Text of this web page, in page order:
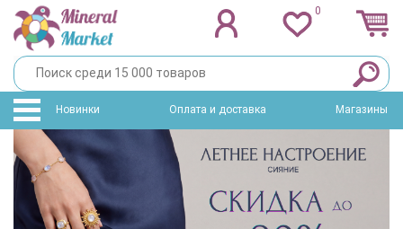
0
Новинки Оплата и доставка Магазины